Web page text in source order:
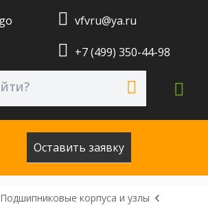
vfvru@ya.ru
+7 (499) 350-44-98
Оставить заявку
Подшипниковые корпуса и узлы